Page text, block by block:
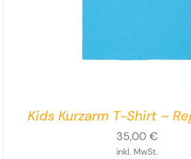
Kids Kurzarm T-Shirt –
35,00 €
inkl. MwSt.